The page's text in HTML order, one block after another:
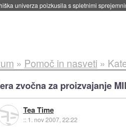
» Pomoč in nasveti »
zvočna za proizvajanje
Tea Time
:: 1. nov 2007, 22:22